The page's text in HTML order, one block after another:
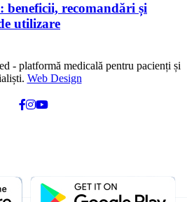
beneficii, recomandări și
utilizare
- platformă medicală pentru pacienți și
Web Design